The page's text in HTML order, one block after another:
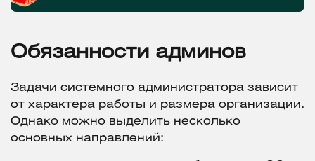
Обязанности админов
Задачи системного администратора зависит
от характера работы и размера организации.
Однако можно выделить несколько
основных направлений: